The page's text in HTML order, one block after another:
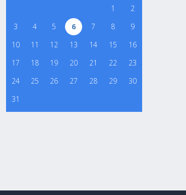
1
2
3
4 5 6 7 8
9
10
11 12 13 14 15
16
17
18 19 20 21 22
23
24
25 26 27 28 29
30
31